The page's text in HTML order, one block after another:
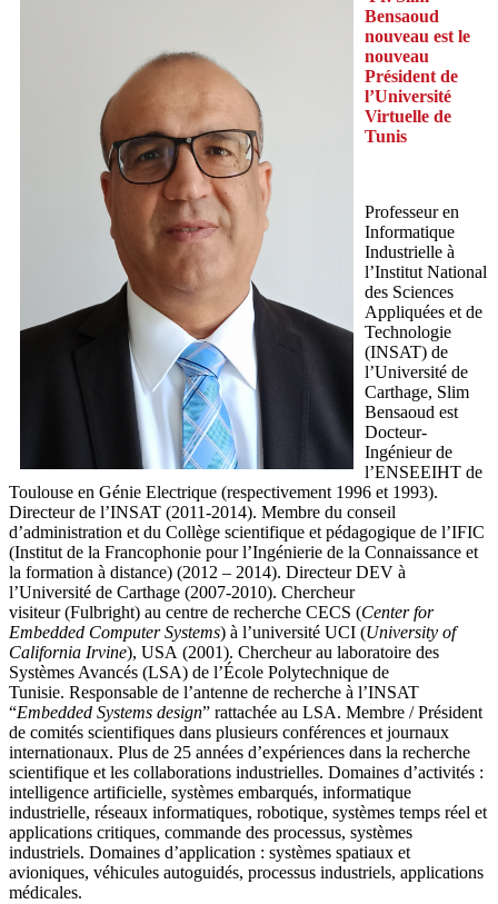
Bensaoud
nouveau est le
nouveau
Président de
l’Université
Virtuelle de
Tunis
Professeur en
Informatique
Industrielle à
l’Institut National
des Sciences
Appliquées et de
Technologie
(INSAT) de
l’Université de
Carthage, Slim
Bensaoud est
Docteur-
Ingénieur de
l’ENSEEIHT de
Toulouse en Génie Electrique (respectivement 1996 et 1993).
Directeur de l’INSAT (2011-2014). Membre du conseil
d’administration et du Collège scientifique et pédagogique de l’IFIC
(Institut de la Francophonie pour l’Ingénierie de la Connaissance et
la formation à distance) (2012 – 2014). Directeur DEV à
l’Université de Carthage (2007-2010). Chercheur
visiteur (Fulbright) au centre de recherche CECS (Center for
Embedded Computer Systems) à l’université UCI (University of
California Irvine), USA (2001). Chercheur au laboratoire des
Systèmes Avancés (LSA) de l’École Polytechnique de
Tunisie. Responsable de l’antenne de recherche à l’INSAT
“Embedded Systems design” rattachée au LSA. Membre / Président
de comités scientifiques dans plusieurs conférences et journaux
internationaux. Plus de 25 années d’expériences dans la recherche
scientifique et les collaborations industrielles. Domaines d’activités :
intelligence artificielle, systèmes embarqués, informatique
industrielle, réseaux informatiques, robotique, systèmes temps réel et
applications critiques, commande des processus, systèmes
industriels. Domaines d’application : systèmes spatiaux et
avioniques, véhicules autoguidés, processus industriels, applications
médicales.